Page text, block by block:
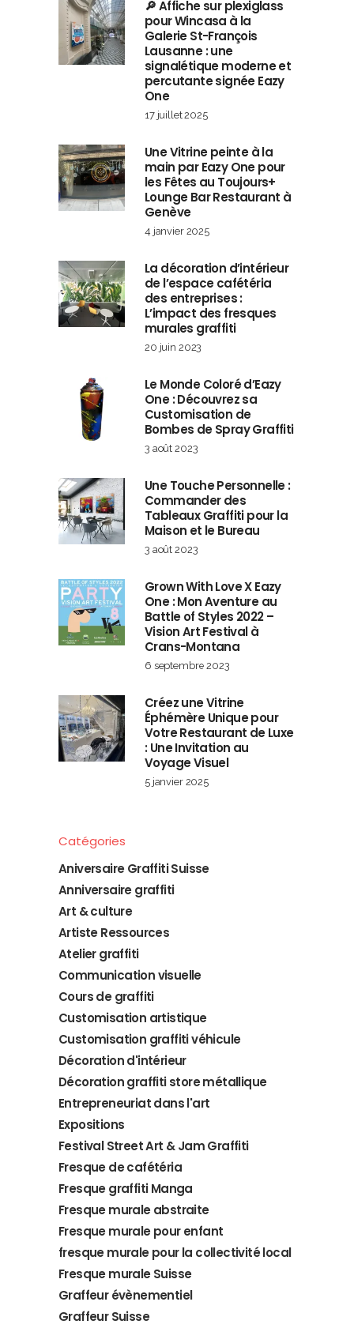
🔎 Affiche sur plexiglass
pour Wincasa à la
Galerie St-François
Lausanne : une
signalétique moderne et
percutante signée Eazy
One
17 juillet 2025
Une Vitrine peinte à la
main par Eazy One pour
les Fêtes au Toujours+
Lounge Bar Restaurant à
Genève
4 janvier 2025
La décoration d’intérieur
de l’espace cafétéria
des entreprises :
L’impact des fresques
murales graffiti
20 juin 2023
Le Monde Coloré d’Eazy
One : Découvrez sa
Customisation de
Bombes de Spray Graffiti
3 août 2023
Une Touche Personnelle :
Commander des
Tableaux Graffiti pour la
Maison et le Bureau
3 août 2023
Grown With Love X Eazy
One : Mon Aventure au
Battle of Styles 2022 –
Vision Art Festival à
Crans-Montana
6 septembre 2023
Créez une Vitrine
Éphémère Unique pour
Votre Restaurant de Luxe
: Une Invitation au
Voyage Visuel
5 janvier 2025
Catégories
Aniversaire Graffiti Suisse
Anniversaire graffiti
Art & culture
Artiste Ressources
Atelier graffiti
Communication visuelle
Cours de graffiti
Customisation artistique
Customisation graffiti véhicule
Décoration d'intérieur
Décoration graffiti store métallique
Entrepreneuriat dans l'art
Expositions
Festival Street Art & Jam Graffiti
Fresque de cafétéria
Fresque graffiti Manga
Fresque murale abstraite
Fresque murale pour enfant
fresque murale pour la collectivité local
Fresque murale Suisse
Graffeur évènementiel
Graffeur Suisse